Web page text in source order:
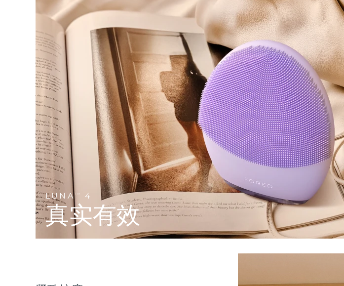
LUNATM 4
真实有效
LUNA™ 4 Plus
Massage, LED heating
LUNA™ 4 Men
For men, anti-aging massage
LUNA™ 4 mini
For young skin, T-zone
LUNA™ 4 go
For travel or gym bag
LUNA™ 护肤
Premium cleansers & balm
LUNA™ 设备
BEAR™ 2 go
Microcurrent toning on-the-go
BEAR™ 2 eyes & lips
Microcurrent line smoothing device
面部提拉护理
Premium anti-aging skincare
BEAR™ 设备
All premium facelift devices
UFO™ 3 套装
Deep facial hydration
UFO™ 3 LED
Near-infrared and red light therapy device
UFO™ 3 mini
Red light therapy device for young skin
UFO™ 3 go
Portable red light therapy
面膜
Rejuvenation & hydration
issa™ 4
Hybrid silicone sonic toothbrush
issa™ 4 plus
Smart hybrid silicone sonic toothbrush
issa™ 4 smile
Hybrid silicone sonic toothbrush
issa™ 4 baby
For ages 0-3
issa™ Teeth Whitening Set
Dual LED + sonic device & 18% PAP gel
FAQ™ 抗老护理
抗老
FAQ™ 101
Clinical anti-aging
FAQ™ 102
Advanced clinical anti-aging
FAQ™ 103
Luxurious clinical anti-aging set
LED治疗
NEW
FAQ™ 201
LED mask
FAQ™ 202
LED mask
FAQ™ 211
Anti-aging neck & décolleté LED mask
生发
FAQ™ 301
LED hair strengthening scalp massager
FAQ™ Scalp Serum
Scalp recovery probiotic serum
肌肤年轻化
NEW
FAQ™ 501
Full-Spectrum Red Light Therapy
FAQ™ 502
Full-Spectrum Red Light Therapy
保健品
NEW
专业治疗